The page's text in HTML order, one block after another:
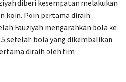
diberi kesempatan melakukan
koin. Poin pertama diraih
Fauziyah mengarahkan bola ke
setelah bola yang dikembalikan
diraih oleh tim